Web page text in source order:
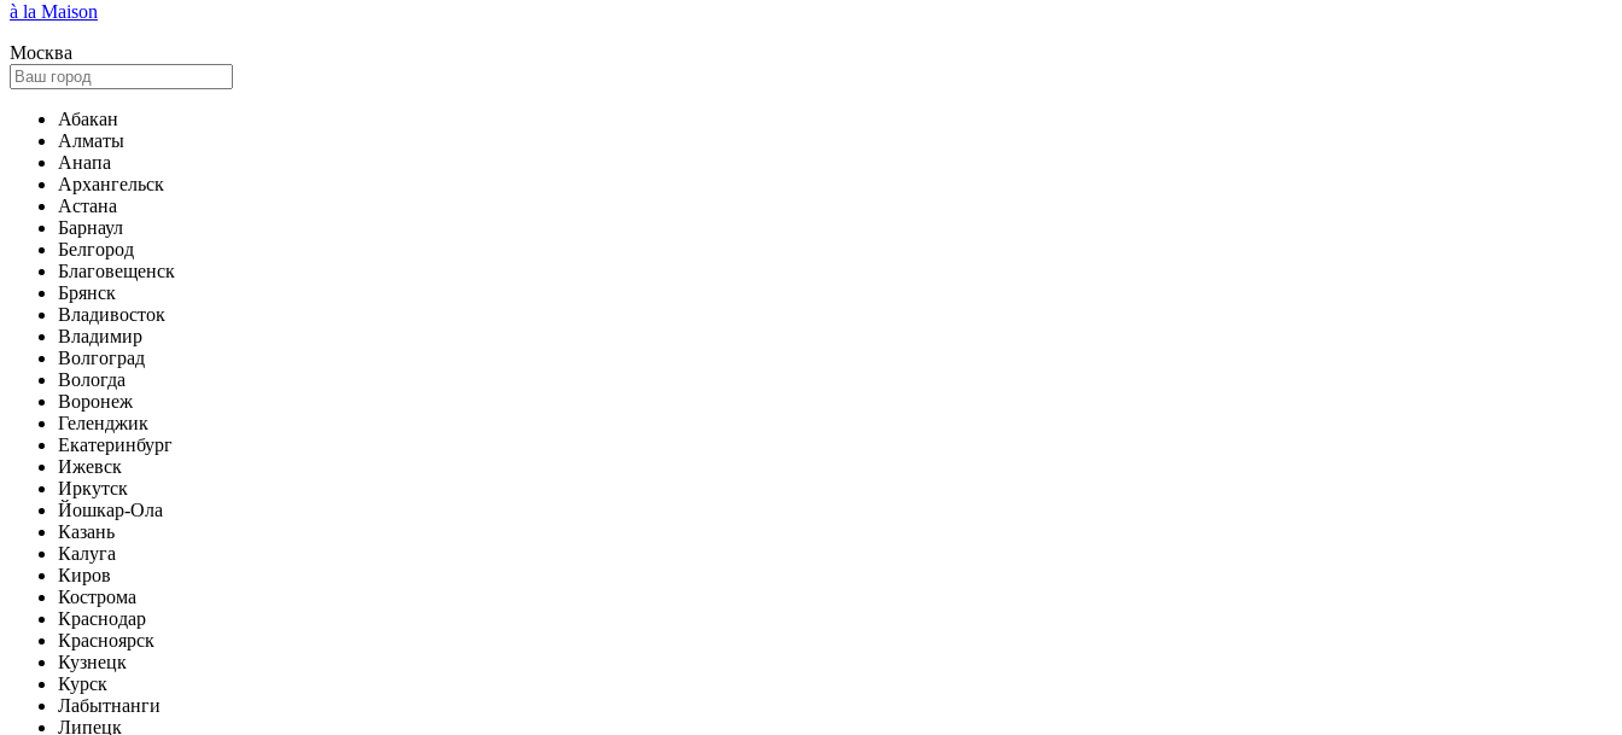
à la Maison
Москва
Абакан
Алматы
Анапа
Архангельск
Астана
Барнаул
Белгород
Благовещенск
Брянск
Владивосток
Владимир
Волгоград
Вологда
Воронеж
Геленджик
Екатеринбург
Ижевск
Иркутск
Йошкар-Ола
Казань
Калуга
Киров
Кострома
Краснодар
Красноярск
Кузнецк
Курск
Лабытнанги
Липецк